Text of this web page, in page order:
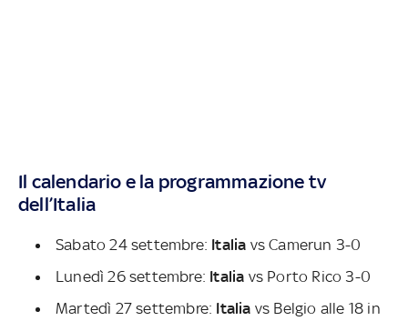
Il calendario e la programmazione tv
dell’Italia
Sabato 24 settembre: Italia vs Camerun 3-0
Lunedì 26 settembre: Italia vs Porto Rico 3-0
Martedì 27 settembre: Italia vs Belgio alle 18 in